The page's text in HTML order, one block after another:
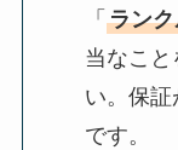
「 ラン
当なこと
い。保
です。